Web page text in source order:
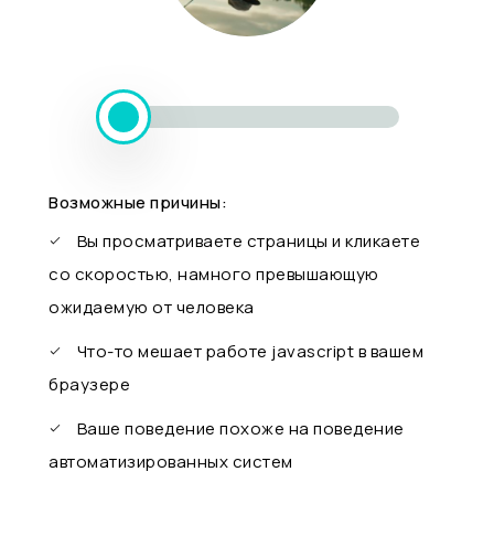
Возможные причины:
Вы просматриваете страницы и кликаете
со скоростью, намного превышающую
ожидаемую от человека
Что-то мешает работе javascript в вашем
браузере
Ваше поведение похоже на поведение
автоматизированных систем